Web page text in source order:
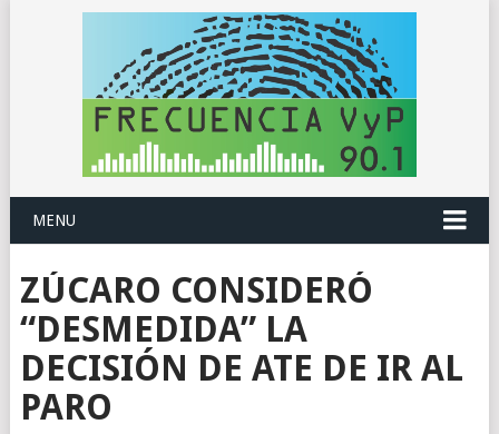
MENU
ZÚCARO CONSIDERÓ
“DESMEDIDA” LA
DECISIÓN DE ATE DE IR AL
PARO